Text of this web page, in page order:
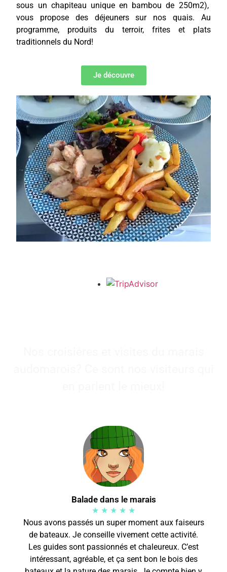
sous un chapiteau unique en bambou de 250m2),
vous propose des déjeuners sur nos quais. Au
programme, produits du terroir, frites et plats
traditionnels du Nord!
Je découvre
Balade dans le marais
★ ★ ★ ★ ★
Nous avons passés un super moment aux faiseurs
de bateaux. Je conseille vivement cette activité.
Les guides sont passionnés et chaleureux. C’est
intéressant, agréable, et ça sent bon le bois des